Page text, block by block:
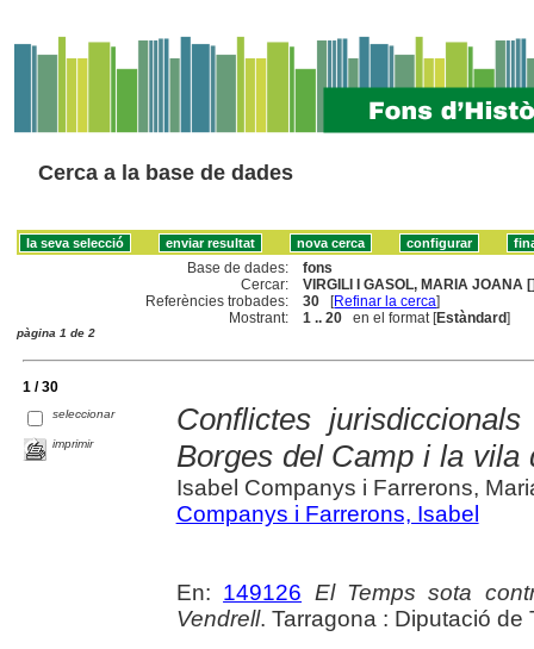
Cerca a la base de dades
Base de dades:
fons
Cercar:
VIRGILI I GASOL, MARIA JOANA
Referències trobades:
30 [Refinar la cerca]
Mostrant:
1 .. 20 en el format [Estàndard]
pàgina 1 de 2
1 / 30
seleccionar
imprimir
Conflictes
Borges del Camp i la
Isabel Companys i Farrerons,
Companys i Farrerons, Isabel
En: 149126 El Temps sota
Vendrell. Tarragona : Diputació de